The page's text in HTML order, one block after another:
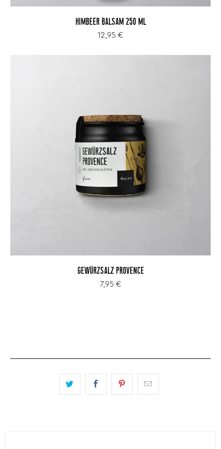
HIMBEER BALSAM 250 ML
12,95 €
GEWÜRZSALZ PROVENCE
7,95 €